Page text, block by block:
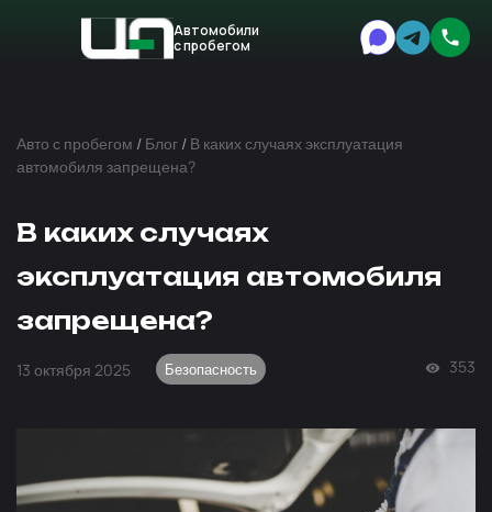
Автомобили
с пробегом
Авто с пробегом / Блог / В каких случаях эксплуатация
автомобиля запрещена?
В каких случаях
эксплуатация автомобиля
запрещена?
13 октября 2025 Безопасность 353